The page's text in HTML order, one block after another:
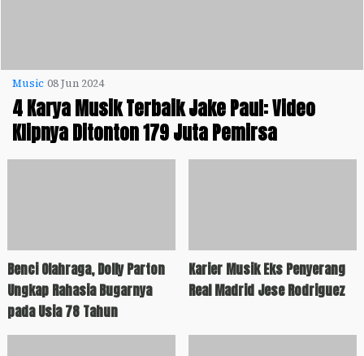
Music 08 Jun 2024
4 Karya Musik Terbaik Jake Paul: Video
Klipnya Ditonton 179 Juta Pemirsa
Benci Olahraga, Dolly Parton
Ungkap Rahasia Bugarnya
pada Usia 78 Tahun
Karier Musik Eks Penyerang
Real Madrid Jese Rodriguez